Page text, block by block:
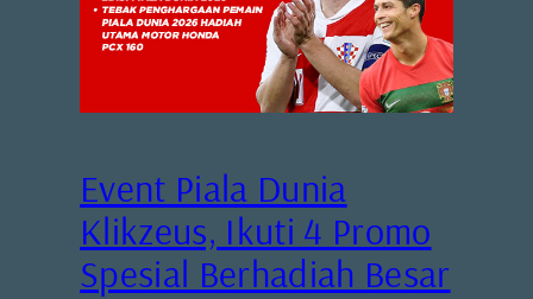
Event Piala Dunia
Klikzeus, Ikuti 4 Promo
Spesial Berhadiah Besar